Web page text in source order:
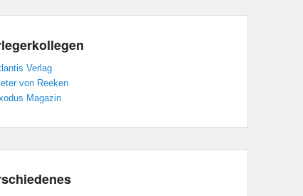
Verlag
von Reeken
Magazin